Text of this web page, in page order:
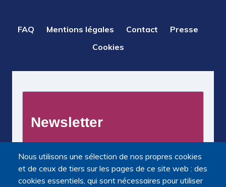
PIED
FAQ Mentions légales Contact
Presse
Cookies
Nous utilisons une sélection de nos propres cookies
et de ceux de tiers sur les pages de ce site web : des
cookies essentiels, qui sont nécessaires pour utiliser